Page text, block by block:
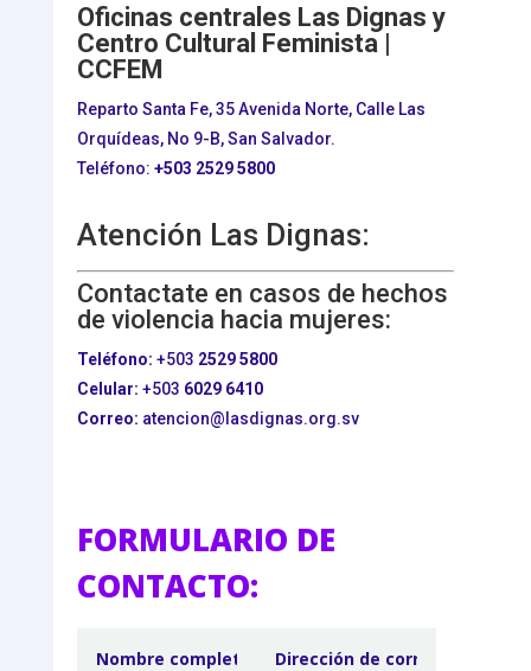
Oficinas centrales Las Dignas y
Centro Cultural Feminista |
CCFEM
Reparto Santa Fe, 35 Avenida Norte, Calle Las
Orquídeas, No 9-B, San Salvador.
Teléfono: +503 2529 5800
Atención Las Dignas:
Contactate en casos de hechos
de violencia hacia mujeres:
Teléfono: +503 2529 5800
Celular: +503 6029 6410
Correo: atencion@lasdignas.org.sv
FORMULARIO DE
CONTACTO: